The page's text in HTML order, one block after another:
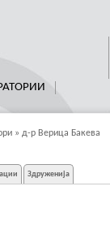
» д-р Верица Бакева
Здруженија